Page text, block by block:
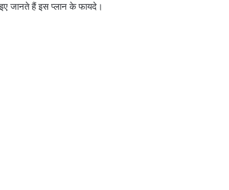
जानते हैं इस प्लान के फायदे।